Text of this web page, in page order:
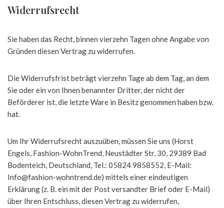
Widerrufsrecht
Sie haben das Recht, binnen vierzehn Tagen ohne Angabe von
Gründen diesen Vertrag zu widerrufen.
Die Widerrufsfrist beträgt vierzehn Tage ab dem Tag, an dem
Sie oder ein von Ihnen benannter Dritter, der nicht der
Beförderer ist, die letzte Ware in Besitz genommen haben bzw.
hat.
Um Ihr Widerrufsrecht auszuüben, müssen Sie uns (Horst
Engels, Fashion-WohnTrend, Neustädter Str. 30, 29389 Bad
Bodenteich, Deutschland, Tel.: 05824 9858552, E-Mail:
Info@fashion-wohntrend.de) mittels einer eindeutigen
Erklärung (z. B. ein mit der Post versandter Brief oder E-Mail)
über Ihren Entschluss, diesen Vertrag zu widerrufen,